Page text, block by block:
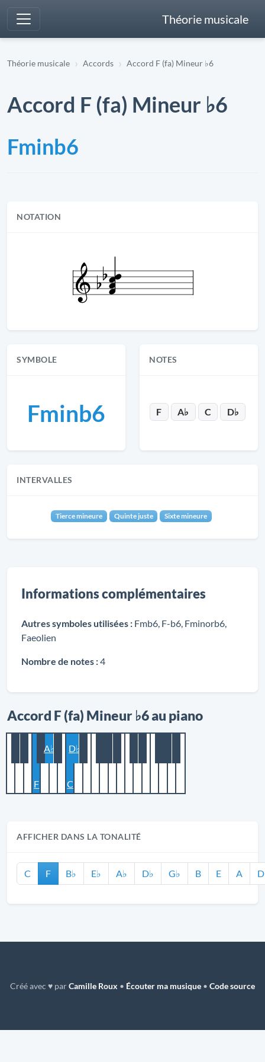
Théorie musicale
Théorie musicale Accords Accord F (fa) Mineur ♭6
Accord F (fa) Mineur ♭6
Fminb6
NOTATION
SYMBOLE
Fminb6
NOTES
F A♭ C D♭
INTERVALLES
Tierce mineure Quinte juste Sixte mineure
Informations complémentaires
Autres symboles utilisées : Fmb6, F-b6, Fminorb6,
Faeolien
Nombre de notes :4
Accord F (fa) Mineur ♭6 au piano
F
A♭
C
D♭
AFFICHER DANS LA TONALITÉ
C F B♭ E♭ A♭ D♭ G♭ B E A D
Créé avec ♥ parCamille Roux • Écouter ma musique • Code source